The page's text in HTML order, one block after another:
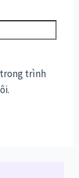
trình